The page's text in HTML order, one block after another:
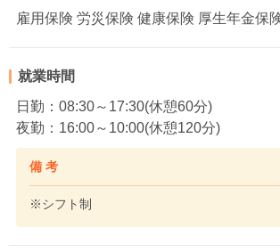
雇用保険 労災保険 健康保険 厚生年金保
就業時間
日勤：08:30～17:30(休憩60分)
夜勤：16:00～10:00(休憩120分)
備 考
※シフト制